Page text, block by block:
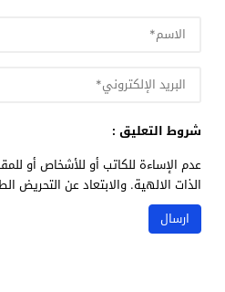
شروط التعليق :
عدم الإساءة للكاتب أو للأشخاص أو
الذات الالهية. والابتعاد عن التحريض